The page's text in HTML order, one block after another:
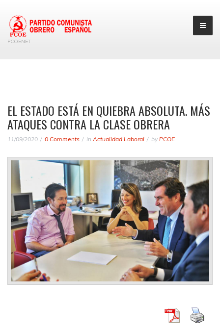
PCOENET
EL ESTADO ESTÁ EN QUIEBRA ABSOLUTA. MÁS
ATAQUES CONTRA LA CLASE OBRERA
11/09/2020 0 Comments in Actualidad Laboral by PCOE